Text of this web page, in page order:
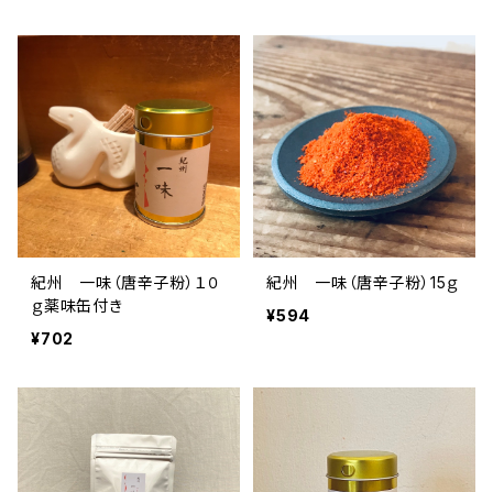
紀州 一味（唐辛子粉）１０
ｇ薬味缶付き
¥702
紀州 一味（唐辛子粉）15ｇ
¥594